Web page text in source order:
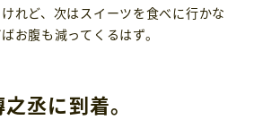
れど、次はスイーツを食べに行かな
お腹も減ってくるはず。
丞に到着。